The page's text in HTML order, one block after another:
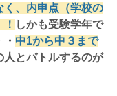
く、内申点（学校の
しかも受験学年で
中1から中３まで
人とバトルするのが